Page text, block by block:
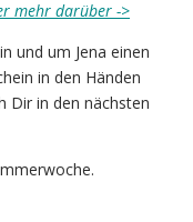
mehr darüber ->
und um Jena einen
in den Händen
Dir in den nächsten